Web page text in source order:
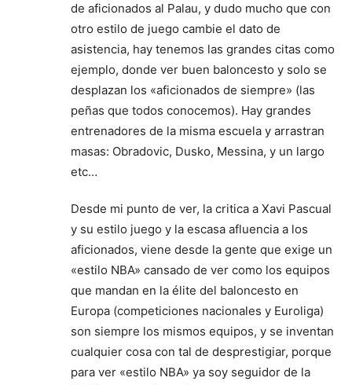
de aficionados al Palau, y dudo mucho que con
otro estilo de juego cambie el dato de
asistencia, hay tenemos las grandes citas como
ejemplo, donde ver buen baloncesto y solo se
desplazan los «aficionados de siempre» (las
peñas que todos conocemos). Hay grandes
entrenadores de la misma escuela y arrastran
masas: Obradovic, Dusko, Messina, y un largo
etc…
Desde mi punto de ver, la critica a Xavi Pascual
y su estilo juego y la escasa afluencia a los
aficionados, viene desde la gente que exige un
«estilo NBA» cansado de ver como los equipos
que mandan en la élite del baloncesto en
Europa (competiciones nacionales y Euroliga)
son siempre los mismos equipos, y se inventan
cualquier cosa con tal de desprestigiar, porque
para ver «estilo NBA» ya soy seguidor de la